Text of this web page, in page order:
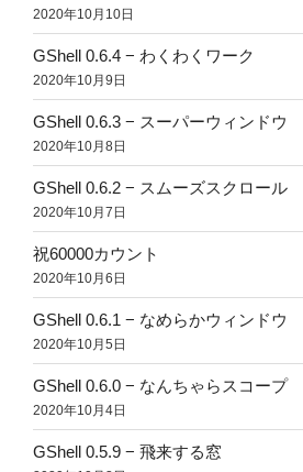
2020年10月10日
GShell 0.6.4 − わくわくワーク
2020年10月9日
GShell 0.6.3 − スーパーウィンドウ
2020年10月8日
GShell 0.6.2 − スムーズスクロール
2020年10月7日
祝60000カウント
2020年10月6日
GShell 0.6.1 − なめらかウィンドウ
2020年10月5日
GShell 0.6.0 − なんちゃらスコープ
2020年10月4日
GShell 0.5.9 − 飛来する窓